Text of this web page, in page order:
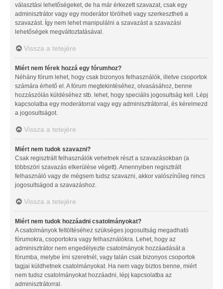
választási lehetőségeket, de ha már érkezett szavazat, csak egy
adminisztrátor vagy egy moderátor törölheti vagy szerkesztheti a
szavazást. Így nem lehet manipulálni a szavazást a szavazási
lehetőségek megváltoztatásával.
Vissza a tetejére
Miért nem férek hozzá egy fórumhoz?
Néhány fórum lehet, hogy csak bizonyos felhasználók, illetve csoportok
számára érhető el. A fórum megtekintéséhez, olvasásához, benne
hozzászólás küldéséhez stb. lehet, hogy speciális jogosultság kell. Lépj
kapcsolatba egy moderátorral vagy egy adminisztrátorral, és kérelmezd
a jogosultságot.
Vissza a tetejére
Miért nem tudok szavazni?
Csak regisztrált felhasználók vehetnek részt a szavazásokban (a
többszöri szavazás elkerülése végett). Amennyiben regisztrált
felhasználó vagy de mégsem tudsz szavazni, akkor valószínűleg nincs
jogosultságod a szavazáshoz.
Vissza a tetejére
Miért nem tudok hozzáadni csatolmányokat?
A csatolmányok feltöltéséhez szükséges jogosultság megadható
fórumokra, csoportokra vagy felhasználókra. Lehet, hogy az
adminisztrátor nem engedélyezte csatolmányok hozzáadását a
fórumba, melybe írni szeretnél, vagy talán csak bizonyos csoportok
tagjai küldhetnek csatolmányokat. Ha nem vagy biztos benne, miért
nem tudsz csatolmányokat hozzáadni, lépj kapcsolatba az
adminisztrátorral.